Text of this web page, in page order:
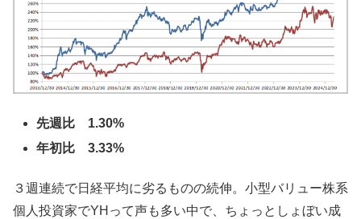
先週比 1.30%
年初比 3.33%
３週連続で日経平均に劣るものの続伸。小型バリュー株系
個人投資家でYHって声も多い中で、ちょっとしょぼい成